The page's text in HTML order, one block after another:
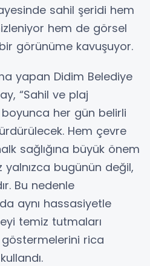
sahil şeridi hem
hem de görsel
görünüme kavuşuyor.
yapan Didim Belediye
“Sahil ve plaj
her gün belirli
Hem çevre
sağlığına büyük önem
yalnızca bugünün değil,
Bu nedenle
aynı hassasiyetle
temiz tutmaları
göstermelerini rica